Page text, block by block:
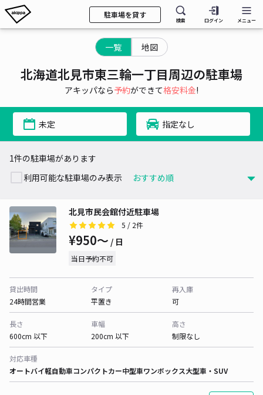
駐車場を貸す
検索 ログイン メニュー
一覧 地図
北海道北見市東三輪一丁目周辺の駐車場
アキッパなら予約ができて格安料金!
未定 指定なし
1件の駐車場があります
利用可能な駐車場のみ表示
北見市民会館付近駐車場
5 / 2件
¥950〜 / 日
当日予約不可
貸出時間
24時間営業
タイプ
平置き
再入庫
可
長さ
600cm 以下
車幅
200cm 以下
高さ
制限なし
対応車種
オートバイ軽自動車コンパクトカー中型車ワンボックス大型車・SUV